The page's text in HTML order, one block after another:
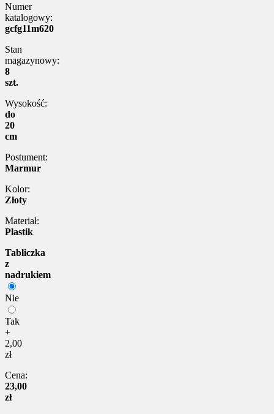
Numer
katalogowy:
gcfg11m620
Stan
magazynowy:
8
szt.
Wysokość:
do
20
cm
Postument:
Marmur
Kolor:
Złoty
Materiał:
Plastik
Tabliczka
z
nadrukiem
Nie
Tak
+
2,00
zł
Cena:
23,00
zł